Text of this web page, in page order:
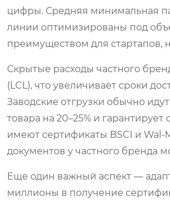
цифры. Средняя минимальная
линии оптимизированы под
преимуществом для стартапов,
Скрытые расходы частного
(LCL), что увеличивает сроки
Заводские отгрузки обычно
товара на 20–25% и
имеют сертификаты BSCI и
документов у частного бренда
Еще один важный аспект —
миллионы в получение